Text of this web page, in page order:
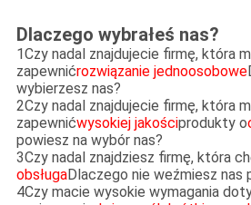
Dlaczego wybrałeś nas?
1Czy nadal znajdujecie firmę, która
zapewnićrozwiązanie jednoosobowe
wybierzesz nas?
2Czy nadal znajdujecie firmę, która
zapewnićwysokiej jakościprodukty o
powiesz na wybór nas?
3Czy nadal znajdziesz firmę, która
obsługaDlaczego nie weźmiesz nas
4Czy macie wysokie wymagania